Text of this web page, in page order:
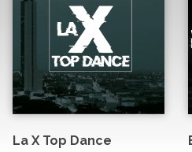
La X Top Dance